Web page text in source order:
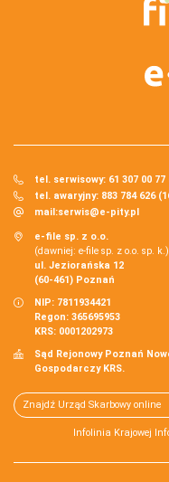
tel. serwisowy: 61 307 00 77
tel. awaryjny: 883 784 626
mail:serwis@e-pity.pl
e-file sp. z o.o.
(dawniej: e-file sp. z o.o. sp. k.)
ul. Jeziorańska 12
(60-461) Poznań
NIP: 7811934421
Regon: 365695953
KRS: 0001202973
Sąd Rejonowy Poznań
Gospodarczy KRS.
Znajdź Urząd Skarbowy online
Infolinia Krajowej